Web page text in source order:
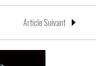
Article Suivant